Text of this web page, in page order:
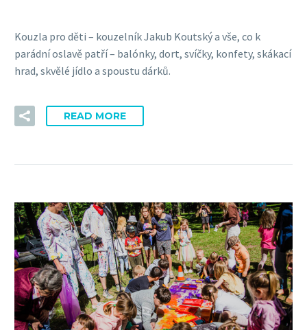
Kouzla pro děti – kouzelník Jakub Koutský a vše, co k
parádní oslavě patří – balónky, dort, svíčky, konfety, skákací
hrad, skvělé jídlo a spoustu dárků.
READ MORE